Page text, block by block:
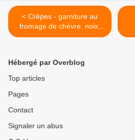
< Crêpes - garniture au
fromage de chèvre, noix,
roquette et miel
Hébergé par Overblog
Top articles
Pages
Contact
Signaler un abus